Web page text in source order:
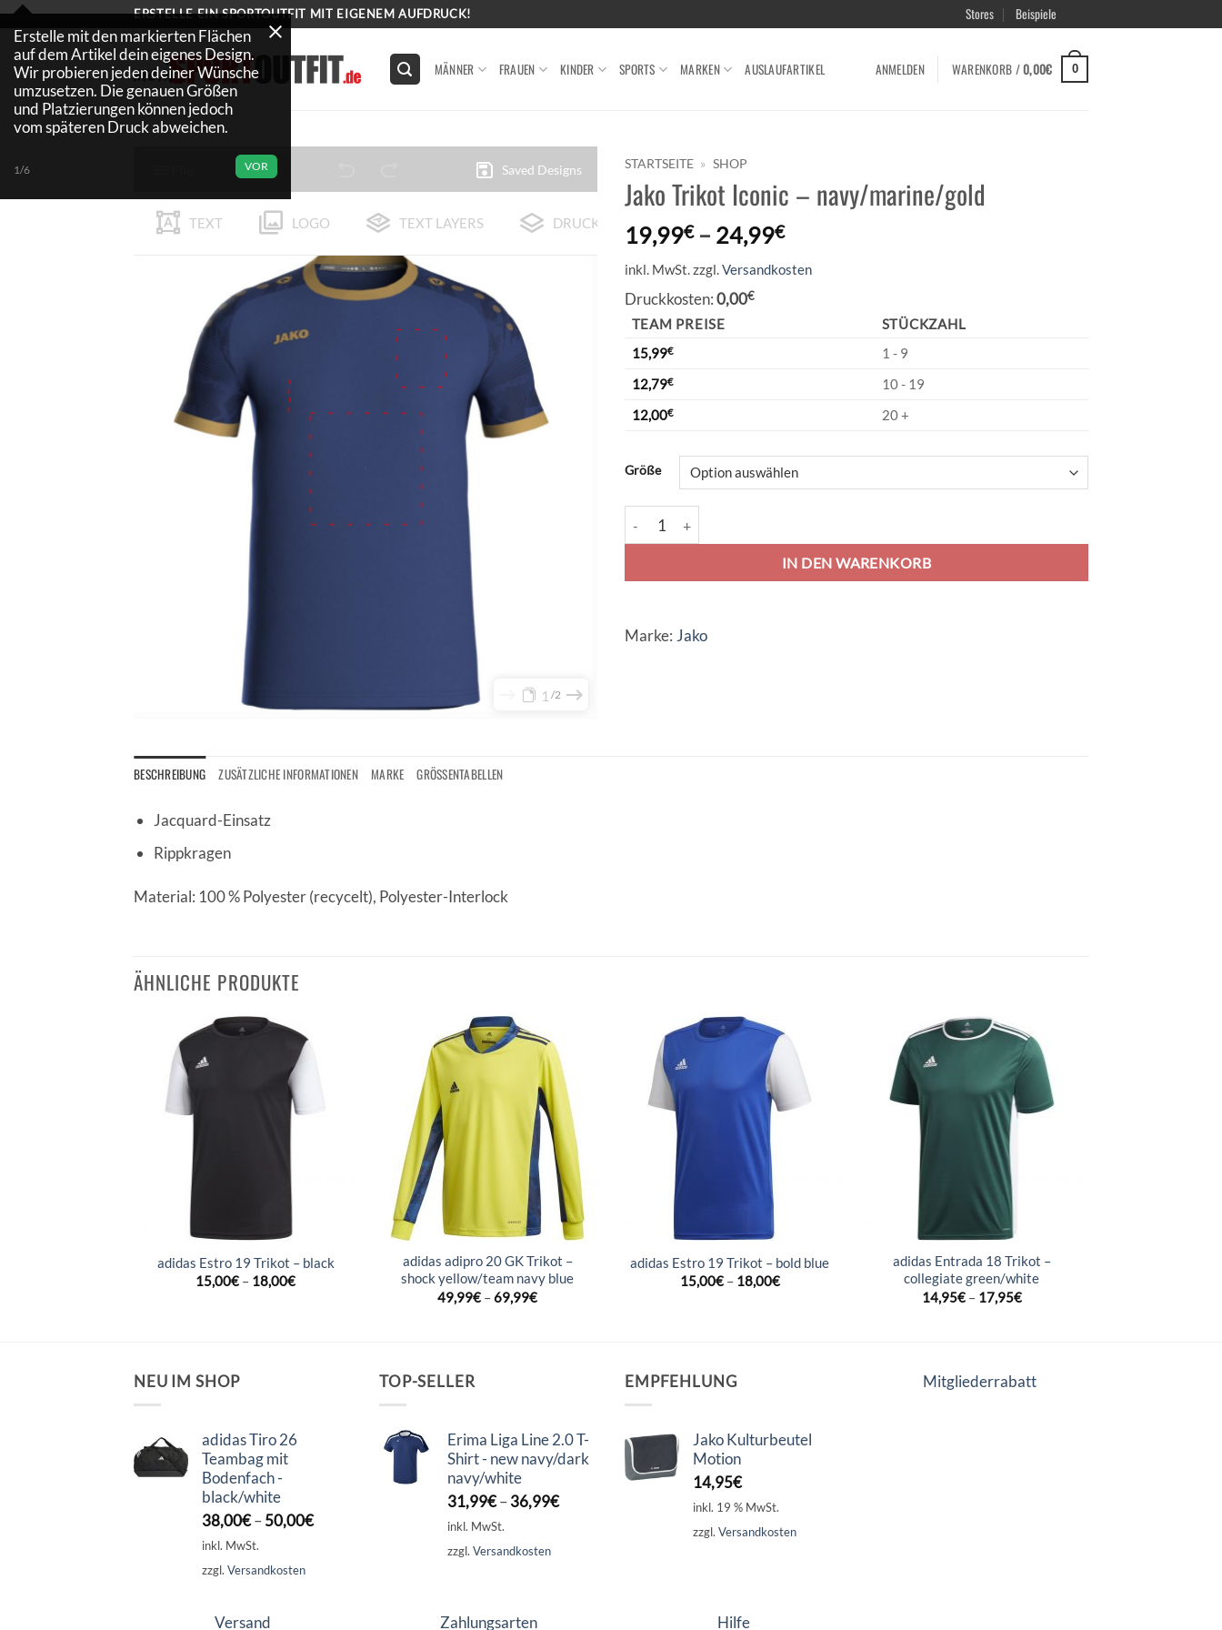
Zum
Inhalt
springen
ERSTELLE EIN SPORTOUTFIT MIT EIGENEM AUFDRUCK! Stores Beispiele
MÄNNER FRAUEN KINDER SPORTS MARKEN AUSLAUFARTIKEL ANMELDEN WARENKORB /0,00€ 0
Saved Designs
TEXT LOGO TEXT LAYERS DRUCK-BEISPIELE
1 2
STARTSEITE » SHOP
Jako Trikot Iconic – navy/marine/gold
19,99€– 24,99€
inkl. MwSt.zzgl.Versandkosten
Druckkosten:0,00€
TEAM PREISE
STÜCKZAHL
15,99€
1 - 9
12,79€
10 - 19
12,00€ 20 +
Größe
Jako Trikot Iconic - navy/marine/gold Menge
IN DEN WARENKORB
Alternative:
Marke: Jako
BESCHREIBUNG ZUSÄTZLICHE INFORMATIONEN MARKE GRÖSSENTABELLEN
Jacquard-Einsatz
Rippkragen
Material: 100 % Polyester (recycelt), Polyester-Interlock
ÄHNLICHE PRODUKTE
adidas Estro 19 Trikot – black
15,00€ – 18,00€
adidas adipro 20 GK Trikot –
shock yellow/team navy blue
49,99€ –69,99€
adidas Estro 19 Trikot – bold blue
15,00€– 18,00€
adidas Entrada 18 Trikot –
collegiate green/white
14,95€– 17,95€
NEU IM SHOP
adidas Tiro 26
Teambag mit
Bodenfach -
black/white
38,00€– 50,00€
inkl. MwSt.
zzgl. Versandkosten
TOP-SELLER
Erima Liga Line 2.0 T-
Shirt - new navy/dark
navy/white
31,99€– 36,99€
inkl. MwSt.
zzgl. Versandkosten
EMPFEHLUNG
Jako Kulturbeutel
Motion
14,95€
inkl. 19 % MwSt.
zzgl. Versandkosten
Mitgliederrabatt
Versand Zahlungsarten Hilfe
Erstelle mit den markierten Flächen
auf dem Artikel dein eigenes Design.
Wir probieren jeden deiner Wünsche
umzusetzen. Die genauen Größen
und Platzierungen können jedoch
vom späteren Druck abweichen.
VOR
1/6